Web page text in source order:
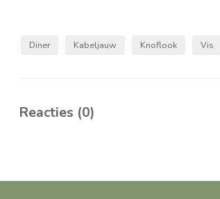
Diner Kabeljauw Knoflook Vis
Reacties (0)